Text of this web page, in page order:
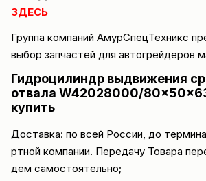
ЗДЕСЬ
Группа компаний АмурСпецТехникс
выбор запчастей для автогрейдеров
Гидроцилиндр выдвижения
отвала W42028000/
купить
Доставка: по всей России, до
ртной компании. Передачу Товара
дем самостоятельно;